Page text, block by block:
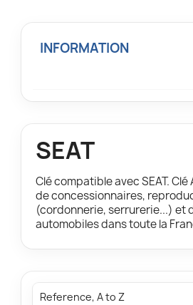
INFORMATION
SEAT
Clé compatible avec SEAT.
de concessionnaires,
(cordonnerie, serrurerie...) et
automobiles dans toute la
Reference, A to Z